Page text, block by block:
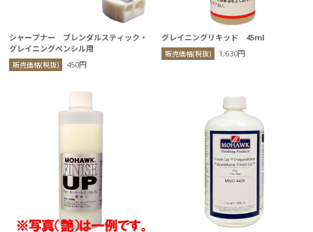
シャープナー ブレンダルスティック・
グレイニングペンシル用
販売価格(税抜) 450円
グレイニングリキッド 45ml
販売価格(税抜) 1,630円